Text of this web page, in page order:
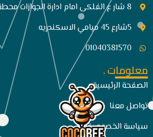
8 شار ع الفلكى امام ادارة الجوازات محطة الرمل الاسكندرية
5شارع 45 ميامي الاسكندريه
01040381570
معلومات .
الصفحة الرئيسية
تواصل معنا
سياسة الخصوصية